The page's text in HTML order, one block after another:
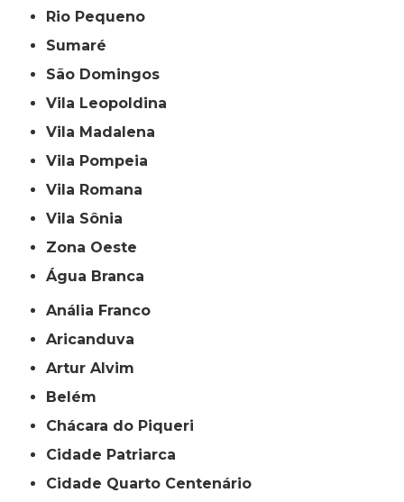
Rio Pequeno
Sumaré
São Domingos
Vila Leopoldina
Vila Madalena
Vila Pompeia
Vila Romana
Vila Sônia
Zona Oeste
Água Branca
Anália Franco
Aricanduva
Artur Alvim
Belém
Chácara do Piqueri
Cidade Patriarca
Cidade Quarto Centenário